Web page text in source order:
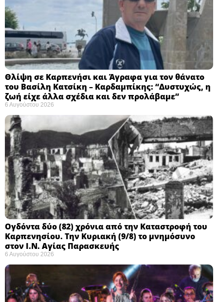
Θλίψη σε Καρπενήσι και Άγραφα για τον θάνατο
του Βασίλη Κατσίκη – Καρδαμπίκης: “Δυστυχώς, η
ζωή είχε άλλα σχέδια και δεν προλάβαμε”
6 Αυγούστου 2026
Ογδόντα δύο (82) χρόνια από την Καταστροφή του
Καρπενησίου. Την Κυριακή (9/8) το μνημόσυνο
στον Ι.Ν. Αγίας Παρασκευής
6 Αυγούστου 2026